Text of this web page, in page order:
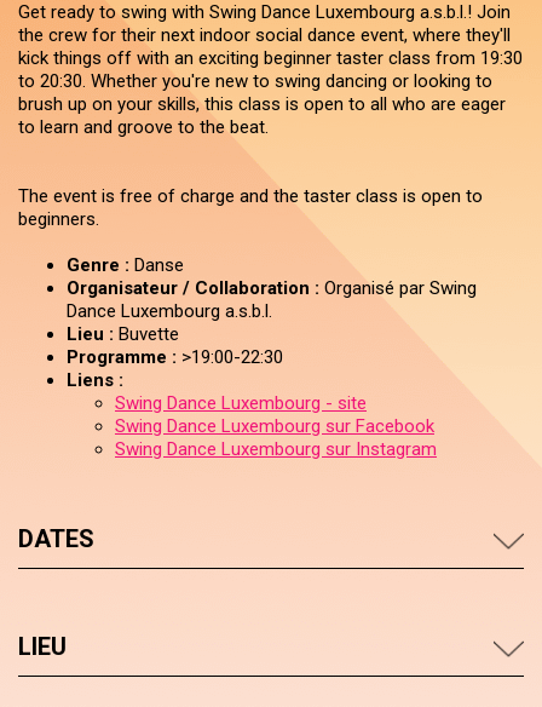
Get ready to swing with Swing Dance Luxembourg a.s.b.l.! Join
the crew for their next indoor social dance event, where they'll
kick things off with an exciting beginner taster class from 19:30
to 20:30. Whether you're new to swing dancing or looking to
brush up on your skills, this class is open to all who are eager
to learn and groove to the beat.
The event is free of charge and the taster class is open to
beginners.
Genre : Danse
Organisateur / Collaboration : Organisé par Swing
Dance Luxembourg a.s.b.l.
Lieu : Buvette
Programme : >19:00-22:30
Liens :
Swing Dance Luxembourg - site
Swing Dance Luxembourg sur Facebook
Swing Dance Luxembourg sur Instagram
DATES
LIEU